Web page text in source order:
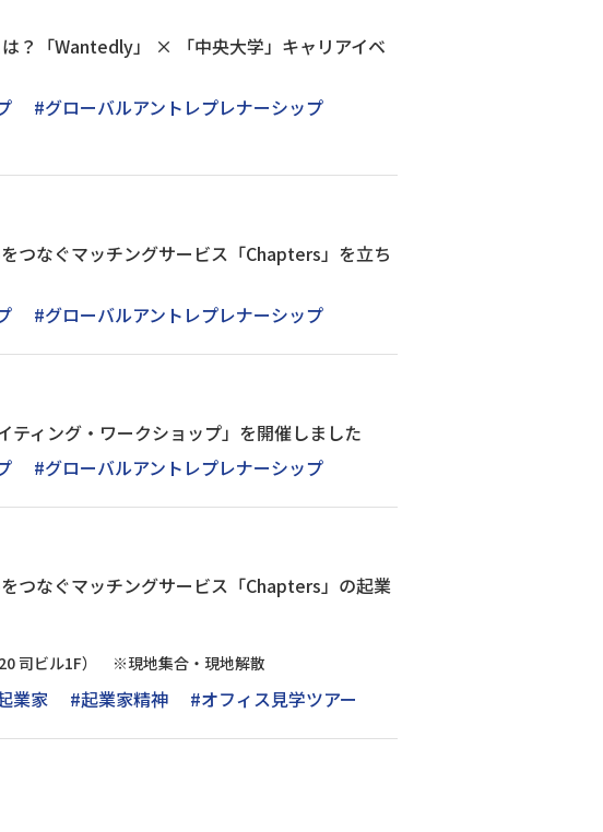
は？「Wantedly」 × 「中央大学」キャリアイベ
#グローバルアントレプレナーシップ
つなぐマッチングサービス「Chapters」を立ち
#グローバルアントレプレナーシップ
ティング・ワークショップ」を開催しました
#グローバルアントレプレナーシップ
つなぐマッチングサービス「Chapters」の起業
司ビル1F） ※現地集合・現地解散
業家 #起業家精神 #オフィス見学ツアー